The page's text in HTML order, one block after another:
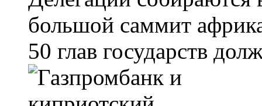
большой саммит
50 глав государств